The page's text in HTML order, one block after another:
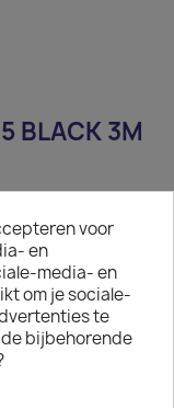
BLACK 3M
voor
en
media- en
om je sociale-
te
bijbehorende